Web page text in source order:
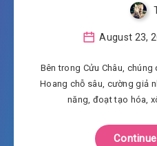
August 23,
Bên trong Cửu Châu,
Hoang chỗ sâu, cường giả
năng, đoạt tạo hóa,